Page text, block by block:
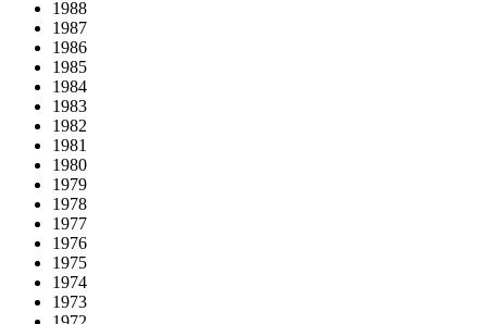
1988
1987
1986
1985
1984
1983
1982
1981
1980
1979
1978
1977
1976
1975
1974
1973